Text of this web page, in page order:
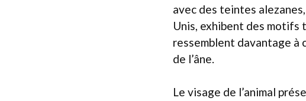
avec des teintes
Unis, exhibent des motifs
ressemblent davantage à
de l’âne.
Le visage de l’animal